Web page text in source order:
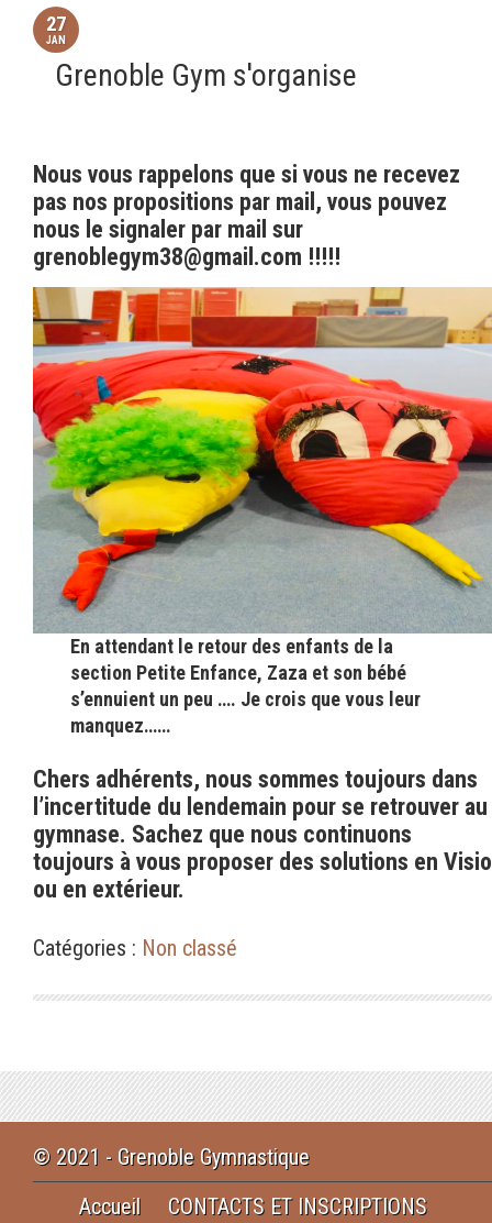
27
JAN
Grenoble Gym s'organise
Nous vous rappelons que si vous ne recevez
pas nos propositions par mail, vous pouvez
nous le signaler par mail sur
grenoblegym38@gmail.com !!!!!
En attendant le retour des enfants de la
section Petite Enfance, Zaza et son bébé
s’ennuient un peu …. Je crois que vous leur
manquez……
Chers adhérents, nous sommes toujours dans
l’incertitude du lendemain pour se retrouver au
gymnase. Sachez que nous continuons
toujours à vous proposer des solutions en Visio
ou en extérieur.
Catégories : Non classé
© 2021 - Grenoble Gymnastique
Accueil
CONTACTS ET INSCRIPTIONS